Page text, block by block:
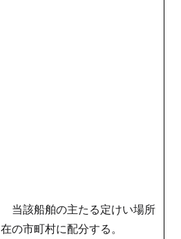
当該船舶の主たる定けい場所
在の市町村に配分する。